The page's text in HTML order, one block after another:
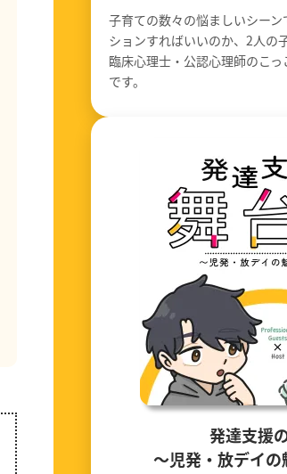
子育ての数々の悩ましいシー
ションすればいいのか、2人の
臨床心理士・公認心理師のこ
です。
発達支援
〜児発・放デイ